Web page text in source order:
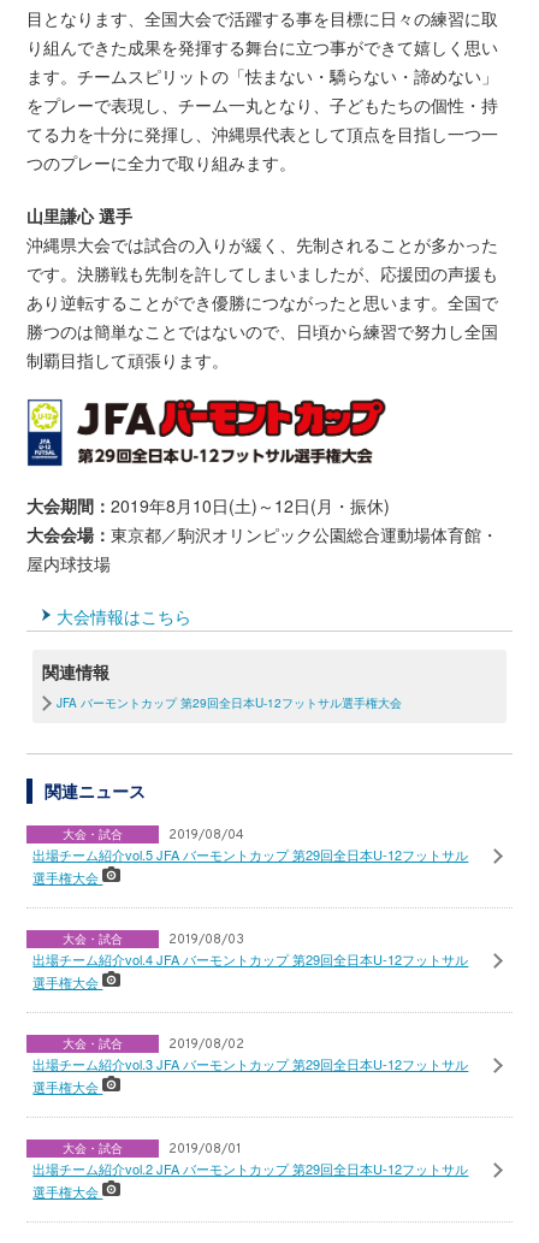
目となります、全国大会で活躍する事を目標に日々の練習に取
り組んできた成果を発揮する舞台に立つ事ができて嬉しく思い
ます。チームスピリットの「怯まない・驕らない・諦めない」
をプレーで表現し、チーム一丸となり、子どもたちの個性・持
てる力を十分に発揮し、沖縄県代表として頂点を目指し一つ一
つのプレーに全力で取り組みます。
山里謙心 選手
沖縄県大会では試合の入りが緩く、先制されることが多かった
です。決勝戦も先制を許してしまいましたが、応援団の声援も
あり逆転することができ優勝につながったと思います。全国で
勝つのは簡単なことではないので、日頃から練習で努力し全国
制覇目指して頑張ります。
大会期間：2019年8月10日(土)～12日(月・振休)
大会会場：東京都／駒沢オリンピック公園総合運動場体育館・
屋内球技場
大会情報はこちら
関連情報
JFA バーモントカップ 第29回全日本U-12フットサル選手権大会
関連ニュース
大会・試合 2019/08/04
出場チーム紹介vol.5 JFA バーモントカップ 第29回全日本U-12フットサル
選手権大会
大会・試合 2019/08/03
出場チーム紹介vol.4 JFA バーモントカップ 第29回全日本U-12フットサル
選手権大会
大会・試合 2019/08/02
出場チーム紹介vol.3 JFA バーモントカップ 第29回全日本U-12フットサル
選手権大会
大会・試合 2019/08/01
出場チーム紹介vol.2 JFA バーモントカップ 第29回全日本U-12フットサル
選手権大会